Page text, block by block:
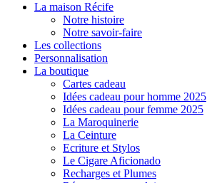
La maison Récife
Notre histoire
Notre savoir-faire
Les collections
Personnalisation
La boutique
Cartes cadeau
Idées cadeau pour homme 2025
Idées cadeau pour femme 2025
La Maroquinerie
La Ceinture
Ecriture et Stylos
Le Cigare Aficionado
Recharges et Plumes